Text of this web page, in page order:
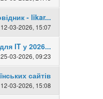
- likar...
03-2026, 15:07
IT у 2026...
03-2026, 09:23
сайтів
03-2026, 15:08